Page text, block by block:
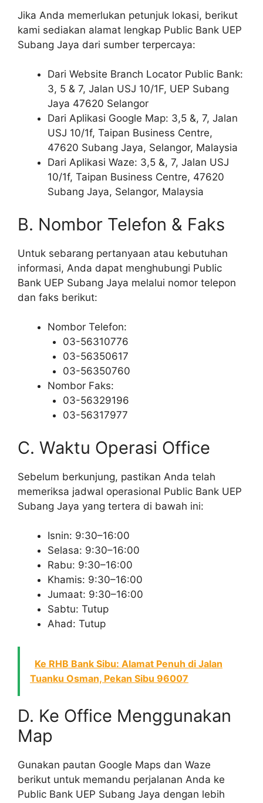
Jika Anda memerlukan petunjuk lokasi, berikut
kami sediakan alamat lengkap Public Bank UEP
Subang Jaya dari sumber terpercaya:
Dari Website Branch Locator Public Bank:
3, 5 & 7, Jalan USJ 10/1F, UEP Subang
Jaya 47620 Selangor
Dari Aplikasi Google Map: 3,5 &, 7, Jalan
USJ 10/1f, Taipan Business Centre,
47620 Subang Jaya, Selangor, Malaysia
Dari Aplikasi Waze: 3,5 &, 7, Jalan USJ
10/1f, Taipan Business Centre, 47620
Subang Jaya, Selangor, Malaysia
B. Nombor Telefon & Faks
Untuk sebarang pertanyaan atau kebutuhan
informasi, Anda dapat menghubungi Public
Bank UEP Subang Jaya melalui nomor telepon
dan faks berikut:
Nombor Telefon:
03-56310776
03-56350617
03-56350760
Nombor Faks:
03-56329196
03-56317977
C. Waktu Operasi Office
Sebelum berkunjung, pastikan Anda telah
memeriksa jadwal operasional Public Bank UEP
Subang Jaya yang tertera di bawah ini:
Isnin: 9:30–16:00
Selasa: 9:30–16:00
Rabu: 9:30–16:00
Khamis: 9:30–16:00
Jumaat: 9:30–16:00
Sabtu: Tutup
Ahad: Tutup
Ke RHB Bank Sibu: Alamat Penuh di Jalan
Tuanku Osman, Pekan Sibu 96007
D. Ke Office Menggunakan
Map
Gunakan pautan Google Maps dan Waze
berikut untuk memandu perjalanan Anda ke
Public Bank UEP Subang Jaya dengan lebih